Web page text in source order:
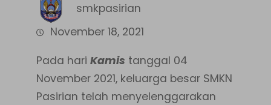
smkpasirian
November 18, 2021
Pada hari Kamis tanggal 04
November 2021, keluarga besar SMKN
Pasirian telah menyelenggarakan